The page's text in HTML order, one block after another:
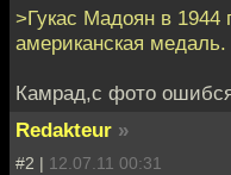
>Гукас Мадоян в
американская медаль.
Камрад,с фото
Redakteur »
#2 | 12.07.11 00:31